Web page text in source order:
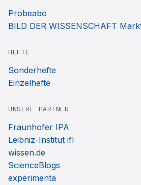
Probeabo
BILD DER WISSENSCHAFT
HEFTE
Sonderhefte
Einzelhefte
UNSERE PARTNER
Fraunhofer IPA
Leibniz-Institut ifl
wissen.de
ScienceBlogs
experimenta